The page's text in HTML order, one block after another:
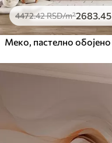
4472.42RSD/m²2683.45